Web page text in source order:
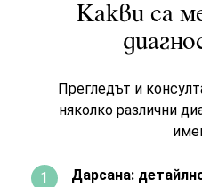
Какви са
Прегледът и
няколко различни
Дарсана: